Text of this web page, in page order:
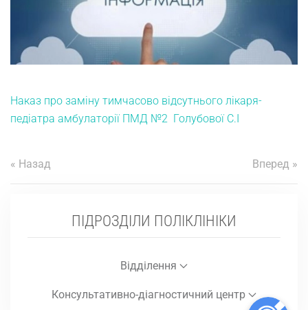
Наказ про заміну тимчасово відсутнього лікаря-
педіатра амбулаторії ПМД №2 Голубової С.І
« Назад Вперед »
ПІДРОЗДІЛИ ПОЛІКЛІНІКИ
Відділення
Консультативно-діагностичний центр